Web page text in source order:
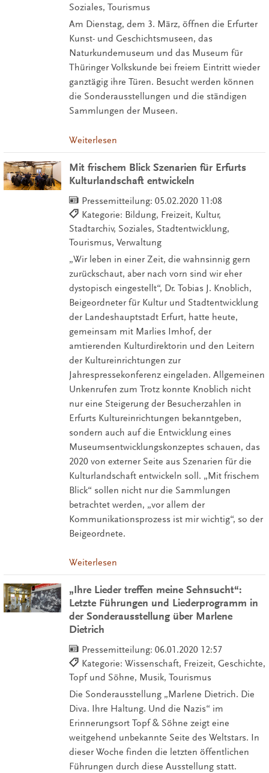
Soziales, Tourismus
Am Dienstag, dem 3. März, öffnen die Erfurter
Kunst- und Geschichtsmuseen, das
Naturkundemuseum und das Museum für
Thüringer Volkskunde bei freiem Eintritt wieder
ganztägig ihre Türen. Besucht werden können
die Sonderausstellungen und die ständigen
Sammlungen der Museen.
Weiterlesen
Mit frischem Blick Szenarien für Erfurts
Kulturlandschaft entwickeln
Pressemitteilung: 05.02.2020 11:08
Kategorie: Bildung, Freizeit, Kultur,
Stadtarchiv, Soziales, Stadtentwicklung,
Tourismus, Verwaltung
„Wir leben in einer Zeit, die wahnsinnig gern
zurückschaut, aber nach vorn sind wir eher
dystopisch eingestellt“, Dr. Tobias J. Knoblich,
Beigeordneter für Kultur und Stadtentwicklung
der Landeshauptstadt Erfurt, hatte heute,
gemeinsam mit Marlies Imhof, der
amtierenden Kulturdirektorin und den Leitern
der Kultureinrichtungen zur
Jahrespressekonferenz eingeladen. Allgemeinen
Unkenrufen zum Trotz konnte Knoblich nicht
nur eine Steigerung der Besucherzahlen in
Erfurts Kultureinrichtungen bekanntgeben,
sondern auch auf die Entwicklung eines
Museumsentwicklungskonzeptes schauen, das
2020 von externer Seite aus Szenarien für die
Kulturlandschaft entwickeln soll. „Mit frischem
Blick“ sollen nicht nur die Sammlungen
betrachtet werden, „vor allem der
Kommunikationsprozess ist mir wichtig“, so der
Beigeordnete.
Weiterlesen
„Ihre Lieder treffen meine Sehnsucht“:
Letzte Führungen und Liederprogramm in
der Sonderausstellung über Marlene
Dietrich
Pressemitteilung: 06.01.2020 12:57
Kategorie: Wissenschaft, Freizeit, Geschichte,
Topf und Söhne, Musik, Tourismus
Die Sonderausstellung „Marlene Dietrich. Die
Diva. Ihre Haltung. Und die Nazis“ im
Erinnerungsort Topf & Söhne zeigt eine
weitgehend unbekannte Seite des Weltstars. In
dieser Woche finden die letzten öffentlichen
Führungen durch diese Ausstellung statt.